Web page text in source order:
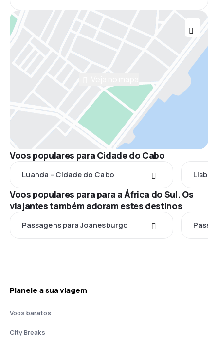
Voos populares para Cidade do Cabo
Luanda - Cidade do Cabo
Voos populares para para a África do Sul. Os
viajantes também adoram estes destinos
Passagens para Joanesburgo
Planeie a sua viagem
Voos baratos
City Breaks